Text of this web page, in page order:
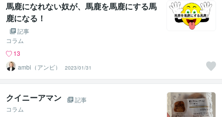
馬鹿になれない奴が、馬鹿を馬鹿にする馬
鹿になる！
記事
コラム
13
ambi（アンビ）
2023/01/31
クイニーアマン
記事
コラム